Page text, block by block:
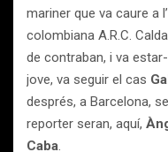
mariner que va caure a
colombiana A.R.C.
de contraban, i va
jove, va seguir el cas
després, a Barcelona,
reporter seran, aquí,
Caba.